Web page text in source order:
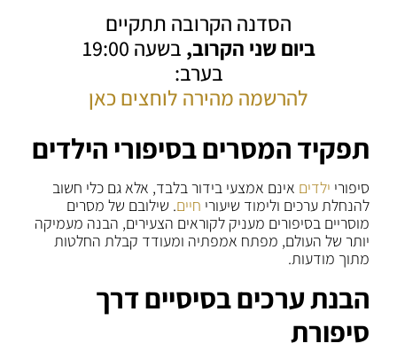
הסדנה הקרובה תתקיים
ביום שני הקרוב,
בשעה 19:00
בערב:
להרשמה מהירה לוחצים כאן
תפקיד המסרים בסיפורי הילדים
סיפורי ילדים אינם אמצעי בידור בלבד, אלא גם כלי חשוב
להנחלת ערכים ולימוד שיעורי חיים. שילובם של מסרים
מוסריים בסיפורים מעניק לקוראים הצעירים, הבנה מעמיקה
יותר של העולם, מפתח אמפתיה ומעודד קבלת החלטות
מתוך מודעות.
הבנת ערכים בסיסיים דרך
סיפורת